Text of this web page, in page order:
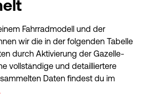
Fahrradmodell und der
wir die in der folgenden Tabelle
durch Aktivierung der Gazelle-
vollständige und detailliertere
.